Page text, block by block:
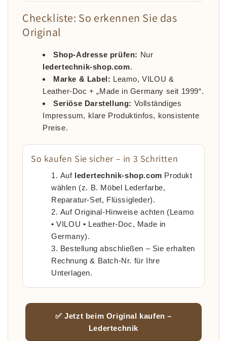
Checkliste: So erkennen Sie das
Original
Shop-Adresse prüfen: Nur
ledertechnik-shop.com.
Marke & Label: Leamo, VILOU &
Leather-Doc + „Made in Germany seit 1999“.
Seriöse Darstellung: Vollständiges
Impressum, klare Produktinfos, konsistente
Preise.
So kaufen Sie sicher – in 3 Schritten
Auf ledertechnik-shop.com Produkt
wählen (z. B. Möbel Lederfarbe,
Reparatur-Set, Flüssigleder).
Auf Original-Hinweise achten (Leamo
• VILOU • Leather-Doc, Made in
Germany).
Bestellung abschließen – Sie erhalten
Rechnung & Batch-Nr. für Ihre
Unterlagen.
✅ Jetzt beim Original kaufen –
Ledertechnik